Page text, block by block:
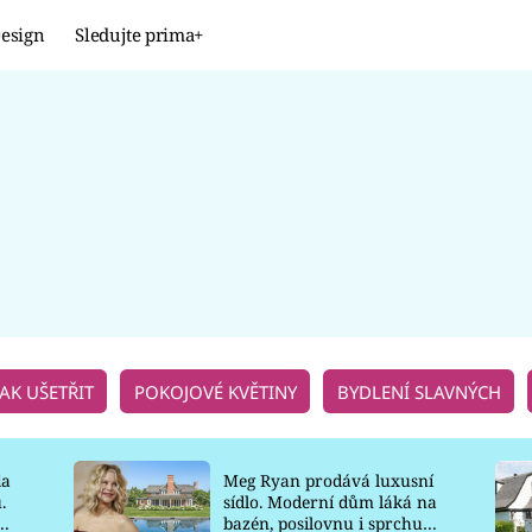
Sledujte prima+
UŠETŘIT POKOJOVÉ KVĚTINY BYDLENÍ SLAVNÝCH
Meg Ryan prodává luxusní
sídlo. Moderní dům láká na
bazén, posilovnu i sprchu